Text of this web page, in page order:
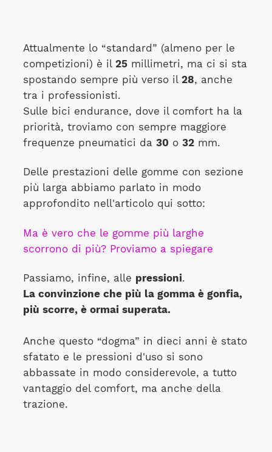
Attualmente lo “standard” (almeno per le
competizioni) è il 25millimetri, ma ci si sta
spostando sempre più verso il 28, anche
tra i professionisti.
Sulle bici endurance, dove il comfort ha la
priorità, troviamo con sempre maggiore
frequenze pneumatici da 30 o 32mm.
Delle prestazioni delle gomme con sezione
più larga abbiamo parlato in modo
approfondito nell'articolo qui sotto:
Ma è vero che le gomme più larghe
scorrono di più? Proviamo a spiegare
Passiamo, infine, alle pressioni.
La convinzione che più la gomma è gonfia,
più scorre, è ormai superata.
Anche questo “dogma” in dieci anni è stato
sfatato e le pressioni d'uso si sono
abbassate in modo considerevole, a tutto
vantaggio del comfort, ma anche della
trazione.